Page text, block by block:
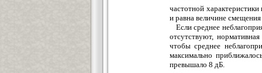
частотной
и равна величине
Если среднее
отсутствуют,
чтобы среднее
максимально
превышало 8 дБ.